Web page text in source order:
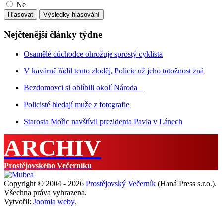
Ne
Nejčtenější články týdne
Osamělé důchodce ohrožuje sprostý cyklista
V kavárně řádil tento zloděj, Policie už jeho totožnost zná
Bezdomovci si oblíbili okolí Národa
Policisté hledají muže z fotografie
Starosta Mořic navštívil prezidenta Pavla v Lánech
ARCHIV
Prostějovského Večerníku
Copyright © 2004 - 2026 Prostějovský Večerník (Haná Press s.r.o.).
Všechna práva vyhrazena.
Vytvořil: Joomla weby.